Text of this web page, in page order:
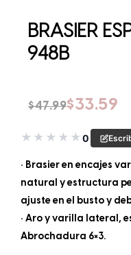
BRASIER
948B
$47.99$33.59
★ ★ ★ ★ ★0
• Brasier en encajes
natural y estructura
ajuste en el busto y
• Aro y varilla lateral,
Abrochadura 6×3.